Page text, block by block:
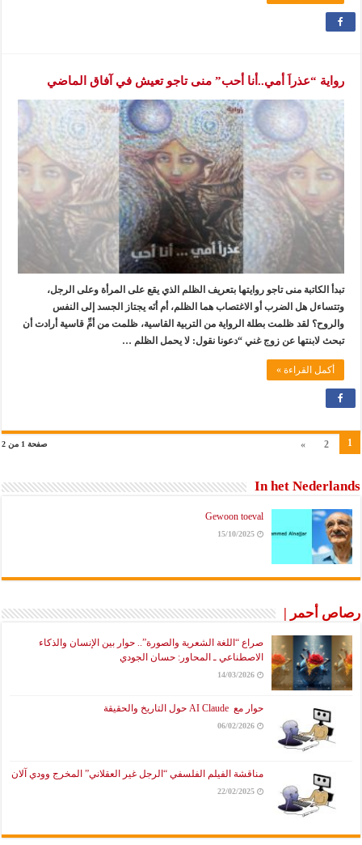
رواية “عذراَ أمي..أنا أحب” منى تاجو تعيش في آفاق الماضي
تبدأ الكاتبة منى تاجو روايتها بتعريف الظلم الذي يقع على المرأة وعلى الرجل،
وتتساءل هل الضرب أو الاغتصاب هما الظلم، أم أنَه يجتاز الجسد إلى النفس
والروح؟ لقد ظلمت بطلة الرواية من التربية القاسية، ظلمت من أمِّ قاسية أرادت أن
تبحث لابنتها عن زوج غني “دعونا نقول: لا يحمل الظلم …
أكمل القراءة »
صفحة 1 من 2 1
2
»
In het Nederlands
Gewoon toeval
15/10/2025
رصاص أحمر |
صراع “اللغة الشعرية والصورة”.. حوار بين الإنسان والذكاء
الاصطناعي ـ المحاور: حسان الجودي
14/03/2026
حوار مع AI Claude حول التاريخ والحقيقة
06/02/2026
مناقشة الفيلم الفلسفي “الرجل غير العقلاني” المخرج وودي آلان
22/02/2025